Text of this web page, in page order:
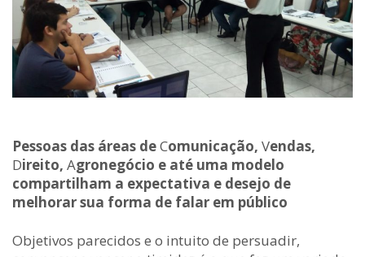
Pessoas das áreas deComunicação, Vendas,
Direito, Agronegócio e até uma modelo
compartilham a expectativa e desejo de
melhorar sua forma de falar em público
Objetivos parecidos e o intuito de persuadir,